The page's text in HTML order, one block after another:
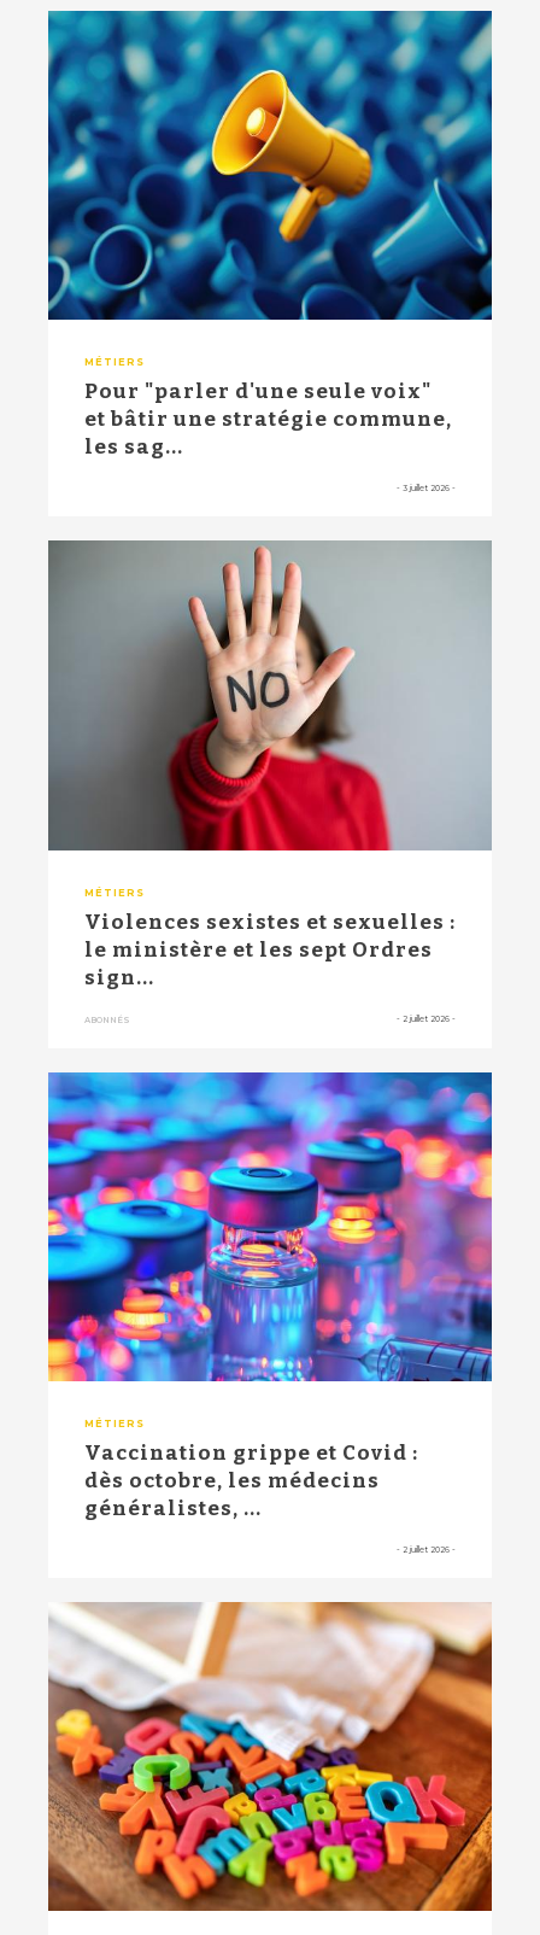
MÉTIERS
Pour "parler d'une seule voix"
et bâtir une stratégie commune,
les sag...
- 3 juillet 2026 -
MÉTIERS
Violences sexistes et sexuelles :
le ministère et les sept Ordres
sign...
ABONNÉS - 2 juillet 2026 -
MÉTIERS
Vaccination grippe et Covid :
dès octobre, les médecins
généralistes, ...
- 2 juillet 2026 -